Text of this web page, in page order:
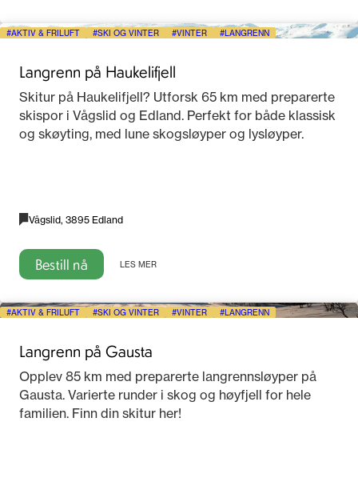
AKTIV & FRILUFT SKI OG VINTER VINTER LANGRENN
Langrenn på Haukelifjell
Skitur på Haukelifjell? Utforsk 65 km med preparerte
skispor i Vågslid og Edland. Perfekt for både klassisk
og skøyting, med lune skogsløyper og lysløyper.
Vågslid, 3895 Edland
Bestill nå LES MER
AKTIV & FRILUFT SKI OG VINTER VINTER LANGRENN
Langrenn på Gausta
Opplev 85 km med preparerte langrennsløyper på
Gausta. Varierte runder i skog og høyfjell for hele
familien. Finn din skitur her!